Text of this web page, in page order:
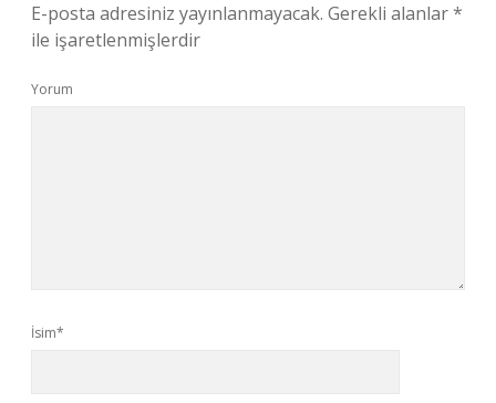
E-posta adresiniz yayınlanmayacak. Gerekli alanlar*
ile işaretlenmişlerdir
Yorum
İsim*